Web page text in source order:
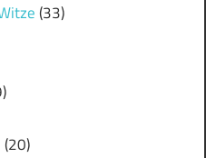
(33)
(20)